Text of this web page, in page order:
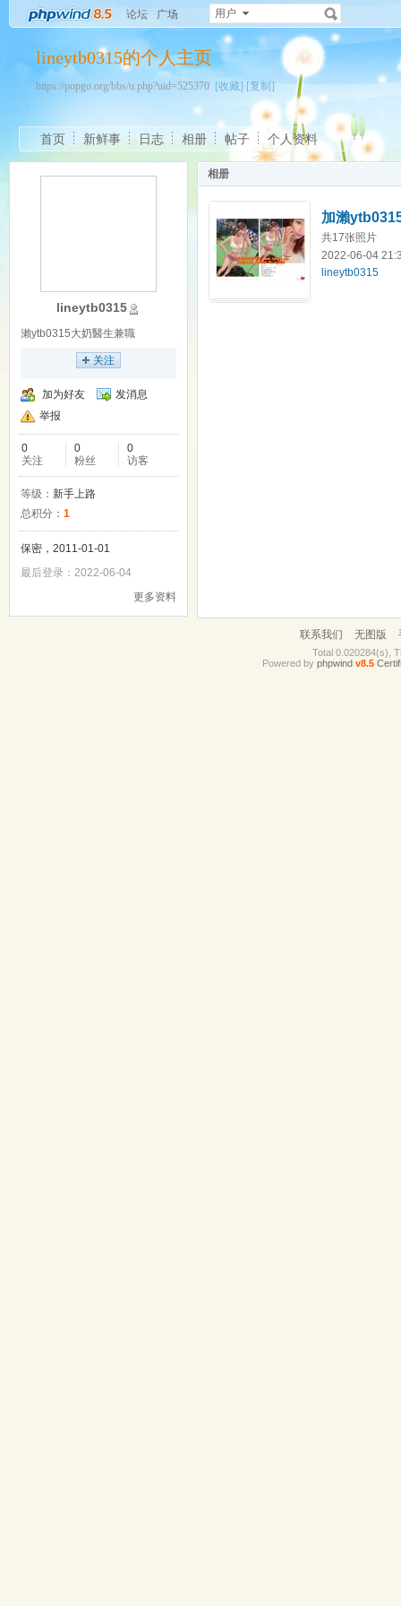
论坛 广场 用户
lineytb0315的个人主页
https://popgo.org/bbs/u.php?uid=525370 [收藏] [复制]
首页 新鲜事 日志 相册 帖子 个人资料
lineytb0315
瀨ytb0315大奶醫生兼職
关注
加为好友
发消息
举报
0
关注
0
粉丝
0
访客
等级： 新手上路
总积分： 1
保密，2011-01-01
最后登录：2022-06-04
更多资料
相册
加瀨
共17张照片
2022-06-04
lineytb0315
联系我们 无图版
Total 0.020284(s),
Powered by phpwind v8.5